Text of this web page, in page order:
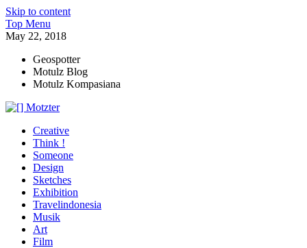
Skip to content
Top Menu
May 22, 2018
Geospotter
Motulz Blog
Motulz Kompasiana
[] Motzter
Cerita Ide Kreatif
Creative
Think !
Someone
Design
Sketches
Exhibition
Travelindonesia
Musik
Art
Film